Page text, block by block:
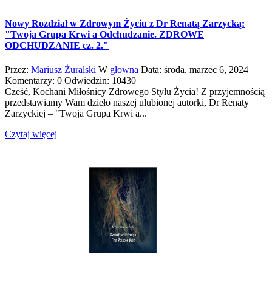
Nowy Rozdział w Zdrowym Życiu z Dr Renatą Zarzycką:
"Twoja Grupa Krwi a Odchudzanie. ZDROWE
ODCHUDZANIE cz. 2."
Przez: Mariusz Żuralski W głowna Data: środa, marzec 6, 2024
Komentarzy: 0 Odwiedzin: 10430
Cześć, Kochani Miłośnicy Zdrowego Stylu Życia! Z przyjemnością
przedstawiamy Wam dzieło naszej ulubionej autorki, Dr Renaty
Zarzyckiej – "Twoja Grupa Krwi a...
Czytaj więcej